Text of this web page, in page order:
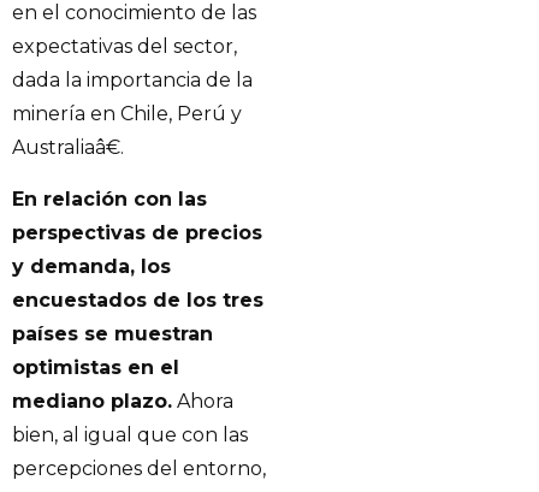
en el conocimiento de las
expectativas del sector,
dada la importancia de la
minería en Chile, Perú y
Australiaâ€.
En relación con las
perspectivas de precios
y demanda, los
encuestados de los tres
países se muestran
optimistas en el
mediano plazo. Ahora
bien, al igual que con las
percepciones del entorno,